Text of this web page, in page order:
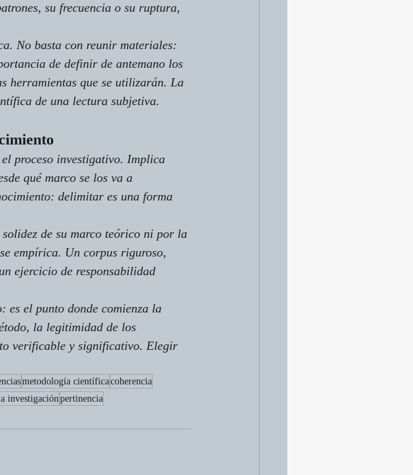
su frecuencia o su ruptura,
No basta con reunir materiales:
de definir de antemano los
herramientas que se utilizarán. La
de una lectura subjetiva.
proceso investigativo. Implica
qué marco se los va a
delimitar es una forma
de su marco teórico ni por la
empírica. Un corpus riguroso,
ejercicio de responsabilidad
es el punto donde comienza la
la legitimidad de los
verificable y significativo. Elegir
metodología científicacoherencia
investigaciónpertinencia